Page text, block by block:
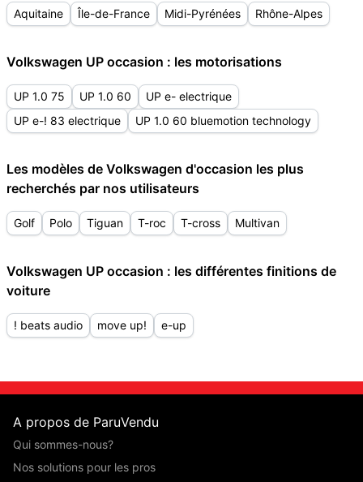
Aquitaine Île-de-France Midi-Pyrénées Rhône-Alpes
Volkswagen UP occasion : les motorisations
UP 1.0 75 UP 1.0 60
UP e- electrique
UP e-! 83 electrique
UP 1.0 60 bluemotion technology
Les modèles de Volkswagen d'occasion les plus
recherchés par nos utilisateurs
Golf Polo Tiguan T-roc T-cross Multivan
Volkswagen UP occasion : les différentes finitions de
voiture
! beats audio move up! e-up
A propos de ParuVendu
Qui sommes-nous?
Nos solutions pour les pros